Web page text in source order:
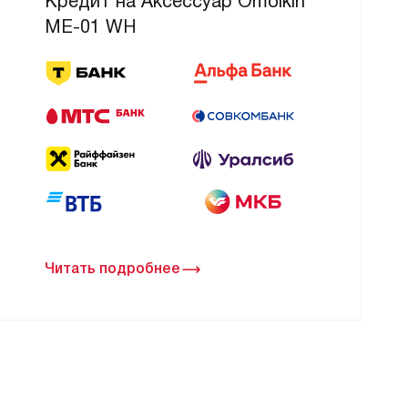
ME-01 WH
Читать подробнее